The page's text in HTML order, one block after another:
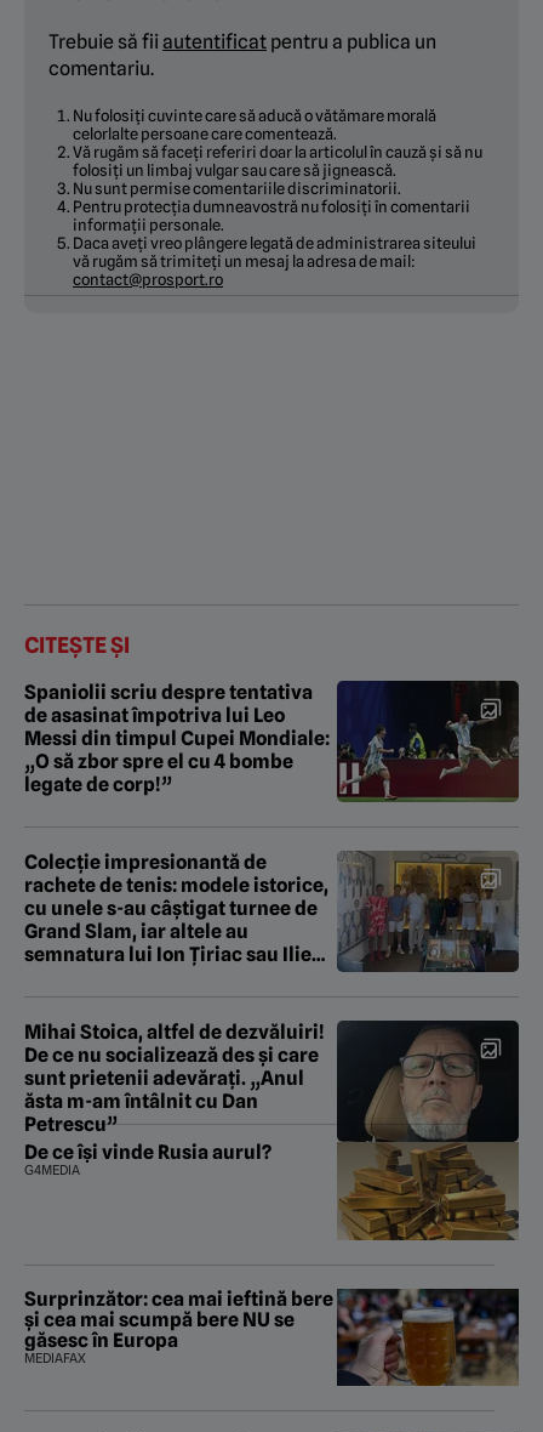
Trebuie să fii autentificat pentru a publica un
comentariu.
Nu folosiți cuvinte care să aducă o vătămare morală
celorlalte persoane care comentează.
Vă rugăm să faceți referiri doar la articolul în cauză și să nu
folosiți un limbaj vulgar sau care să jignească.
Nu sunt permise comentariile discriminatorii.
Pentru protecția dumneavostră nu folosiți în comentarii
informații personale.
Daca aveți vreo plângere legată de administrarea siteului
vă rugăm să trimiteți un mesaj la adresa de mail:
contact@prosport.ro
CITEȘTE ȘI
Spaniolii scriu despre tentativa
de asasinat împotriva lui Leo
Messi din timpul Cupei Mondiale:
„O să zbor spre el cu 4 bombe
legate de corp!”
Colecție impresionantă de
rachete de tenis: modele istorice,
cu unele s-au câștigat turnee de
Grand Slam, iar altele au
semnatura lui Ion Țiriac sau Ilie
Mihai Stoica, altfel de dezvăluiri!
De ce nu socializează des și care
sunt prietenii adevărați. „Anul
ăsta m-am întâlnit cu Dan
Petrescu”
De ce își vinde Rusia aurul?
G4MEDIA
Surprinzător: cea mai ieftină bere
și cea mai scumpă bere NU se
găsesc în Europa
MEDIAFAX